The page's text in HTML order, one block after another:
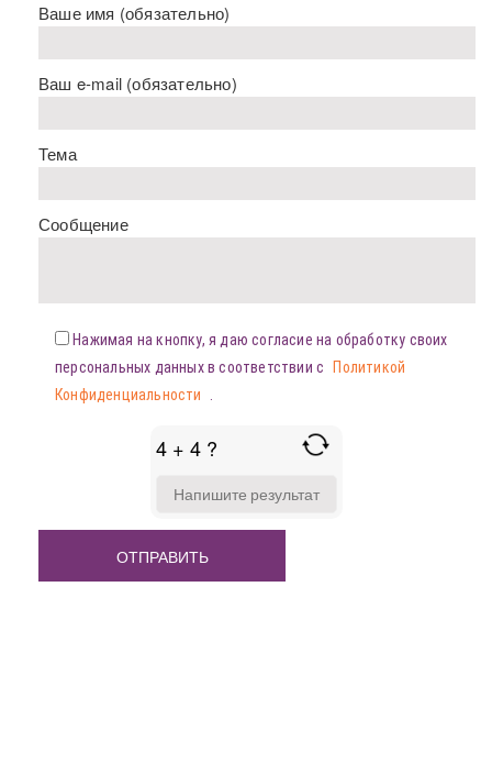
Ваше имя (обязательно)
Ваш e-mail (обязательно)
Тема
Сообщение
Нажимая на кнопку, я даю согласие на обработку своих
персональных данных в соответствии с
Политикой
Конфиденциальности
4 + 4 ?
FOR
+